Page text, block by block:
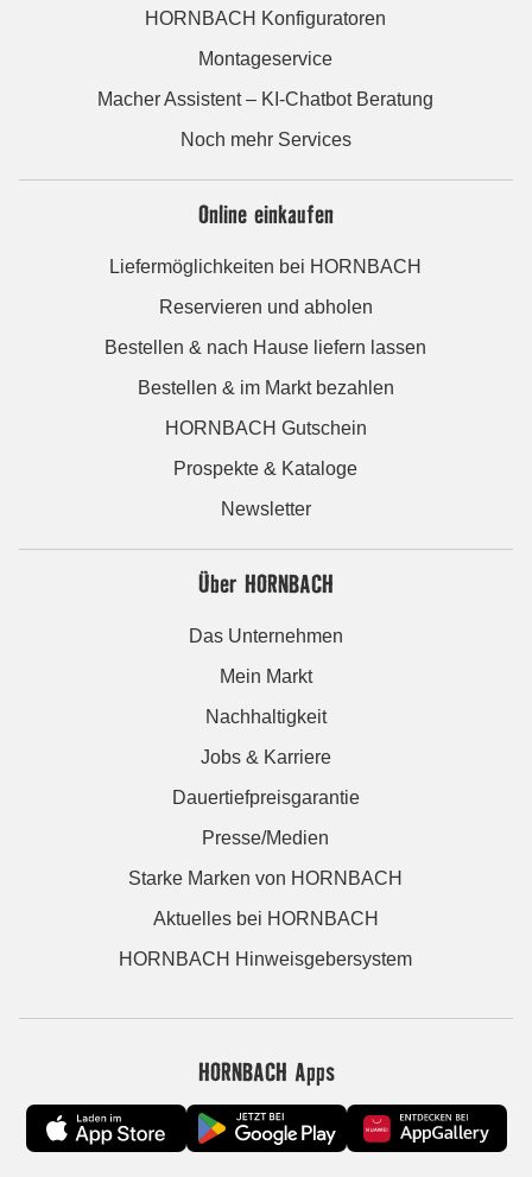
HORNBACH Konfiguratoren
Montageservice
Macher Assistent – KI-Chatbot Beratung
Noch mehr Services
Online einkaufen
Liefermöglichkeiten bei HORNBACH
Reservieren und abholen
Bestellen & nach Hause liefern lassen
Bestellen & im Markt bezahlen
HORNBACH Gutschein
Prospekte & Kataloge
Newsletter
Über HORNBACH
Das Unternehmen
Mein Markt
Nachhaltigkeit
Jobs & Karriere
Dauertiefpreisgarantie
Presse/Medien
Starke Marken von HORNBACH
Aktuelles bei HORNBACH
HORNBACH Hinweisgebersystem
HORNBACH Apps